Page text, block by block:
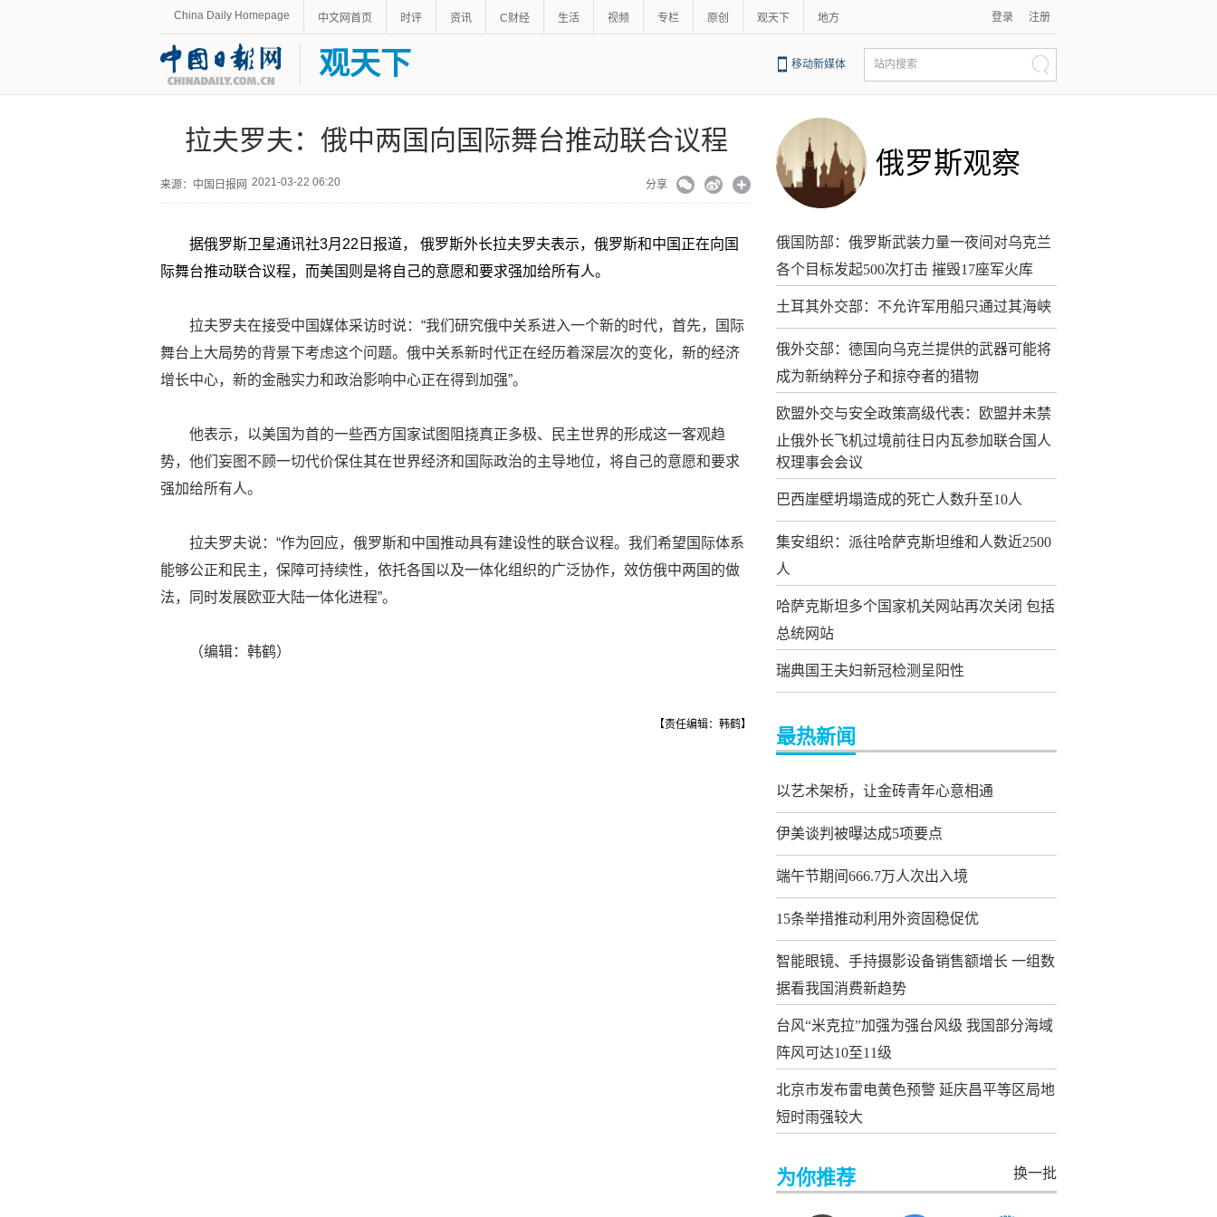
China Daily Homepage 中文网首页 时评 资讯 C财经 生活 视频 专栏 原创 观天下 地方 登录 注册
观天下 移动新媒体 站内搜索
拉夫罗夫：俄中两国向国际舞台推动联合议程
来源：中国日报网 2021-03-22 06:20 分享
据俄罗斯卫星通讯社3月22日报道， 俄罗斯外长拉夫罗夫表示，俄罗斯和中国正在向国
际舞台推动联合议程，而美国则是将自己的意愿和要求强加给所有人。
拉夫罗夫在接受中国媒体采访时说：“我们研究俄中关系进入一个新的时代，首先，国际
舞台上大局势的背景下考虑这个问题。俄中关系新时代正在经历着深层次的变化，新的经济
增长中心，新的金融实力和政治影响中心正在得到加强”。
他表示，以美国为首的一些西方国家试图阻挠真正多极、民主世界的形成这一客观趋
势，他们妄图不顾一切代价保住其在世界经济和国际政治的主导地位，将自己的意愿和要求
强加给所有人。
拉夫罗夫说：“作为回应，俄罗斯和中国推动具有建设性的联合议程。我们希望国际体系
能够公正和民主，保障可持续性，依托各国以及一体化组织的广泛协作，效仿俄中两国的做
法，同时发展欧亚大陆一体化进程”。
（编辑：韩鹤）
【责任编辑：韩鹤】
俄罗斯观察
俄国防部：俄罗斯武装力量一夜间对乌克兰
各个目标发起500次打击 摧毁17座军火库
土耳其外交部：不允许军用船只通过其海峡
俄外交部：德国向乌克兰提供的武器可能将
成为新纳粹分子和掠夺者的猎物
欧盟外交与安全政策高级代表：欧盟并未禁
止俄外长飞机过境前往日内瓦参加联合国人
权理事会会议
巴西崖壁坍塌造成的死亡人数升至10人
集安组织：派往哈萨克斯坦维和人数近2500
人
哈萨克斯坦多个国家机关网站再次关闭 包括
总统网站
瑞典国王夫妇新冠检测呈阳性
最热新闻
以艺术架桥，让金砖青年心意相通
伊美谈判被曝达成5项要点
端午节期间666.7万人次出入境
15条举措推动利用外资固稳促优
智能眼镜、手持摄影设备销售额增长 一组数
据看我国消费新趋势
台风“米克拉”加强为强台风级 我国部分海域
阵风可达10至11级
北京市发布雷电黄色预警 延庆昌平等区局地
短时雨强较大
为你推荐 换一批